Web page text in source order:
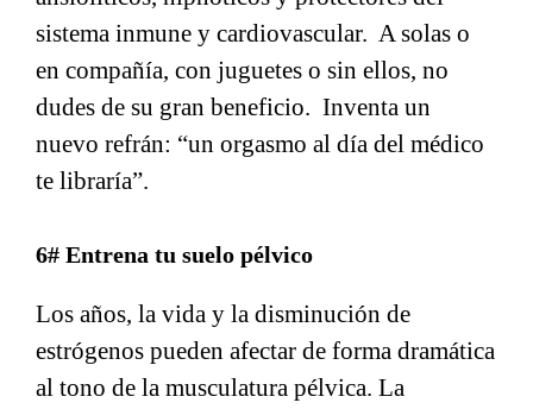
sistema inmune y cardiovascular. A solas o
en compañía, con juguetes o sin ellos, no
dudes de su gran beneficio. Inventa un
nuevo refrán: “un orgasmo al día del médico
te libraría”.
6# Entrena tu suelo pélvico
Los años, la vida y la disminución de
estrógenos pueden afectar de forma dramática
al tono de la musculatura pélvica. La